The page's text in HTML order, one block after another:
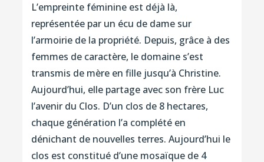
L’empreinte féminine est déjà là,
représentée par un écu de dame sur
l’armoirie de la propriété. Depuis, grâce à des
femmes de caractère, le domaine s’est
transmis de mère en fille jusqu’à Christine.
Aujourd’hui, elle partage avec son frère Luc
l’avenir du Clos. D’un clos de 8 hectares,
chaque génération l’a complété en
dénichant de nouvelles terres. Aujourd’hui le
clos est constitué d’une mosaïque de 4